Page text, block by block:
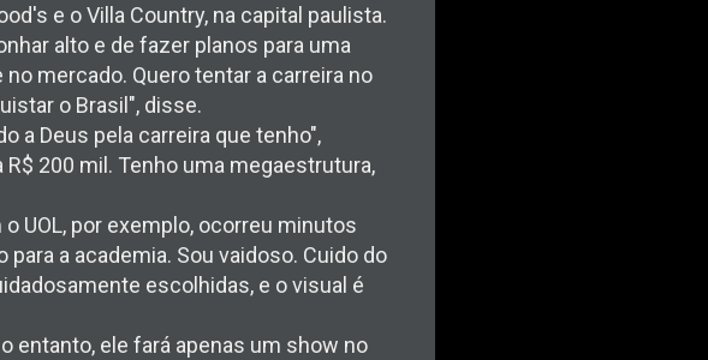
e o Villa Country, na capital paulista.
alto e de fazer planos para uma
mercado. Quero tentar a carreira no
o Brasil", disse.
a Deus pela carreira que tenho",
200 mil. Tenho uma megaestrutura,
UOL, por exemplo, ocorreu minutos
a academia. Sou vaidoso. Cuido do
escolhidas, e o visual é
entanto, ele fará apenas um show no